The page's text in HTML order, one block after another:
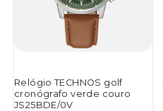
Relógio TECHNOS golf
cronógrafo verde couro
JS25BDE/0V